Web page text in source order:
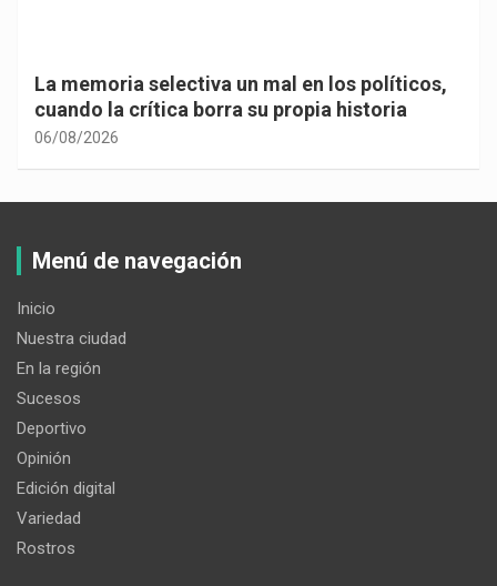
La memoria selectiva un mal en los políticos,
cuando la crítica borra su propia historia
06/08/2026
Menú de navegación
Inicio
Nuestra ciudad
En la región
Sucesos
Deportivo
Opinión
Edición digital
Variedad
Rostros